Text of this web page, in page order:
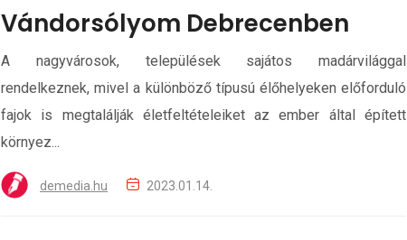
Vándorsólyom Debrecenben
A nagyvárosok, települések sajátos madárvilággal
rendelkeznek, mivel a különböző típusú élőhelyeken előforduló
fajok is megtalálják életfeltételeiket az ember által épített
környez...
demedia.hu 2023.01.14.